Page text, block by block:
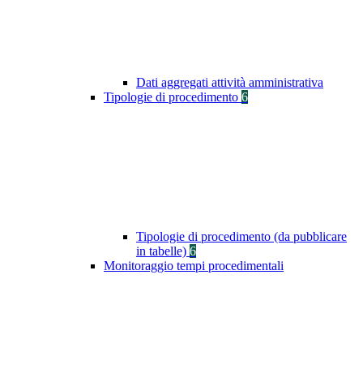
Dati aggregati attività amministrativa
Tipologie di procedimento 6
Tipologie di procedimento (da pubblicare
in tabelle) 6
Monitoraggio tempi procedimentali